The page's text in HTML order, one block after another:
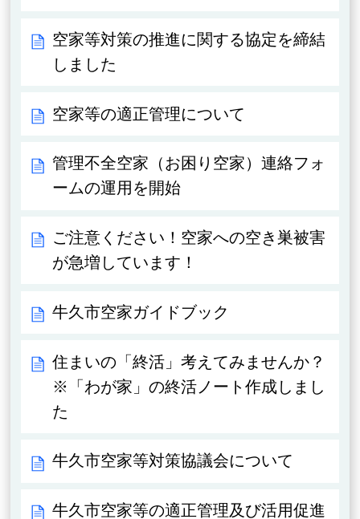
空家等対策の推進に関する協定を締結
しました
空家等の適正管理について
管理不全空家（お困り空家）連絡フォ
ームの運用を開始
ご注意ください！空家への空き巣被害
が急増しています！
牛久市空家ガイドブック
住まいの「終活」考えてみませんか？
※「わが家」の終活ノート作成しまし
た
牛久市空家等対策協議会について
牛久市空家等の適正管理及び活用促進